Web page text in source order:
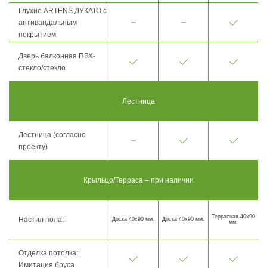
Глухие ARTENS ДУКАТО с
антивандальным
покрытием
Дверь балконная ПВХ-
стекло/стекло
Лестница
Лестница (согласно
проекту)
Крыльцо/Терраса – при наличии
Настил пола: Доска 40х90 мм. Доска 40х90 мм.
Террасная 40х90
мм.
Отделка потолка:
Имитация бруса